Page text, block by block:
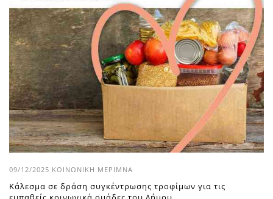
09/12/2025 ΚΟΙΝΩΝΙΚΉ ΜΈΡΙΜΝΑ
Κάλεσμα σε δράση συγκέντρωσης τροφίμων για τις